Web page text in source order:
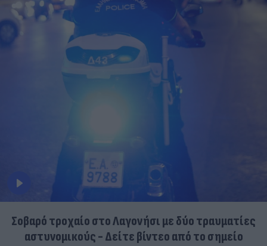
Σοβαρό τροχαίο στο Λαγονήσι με δύο τραυματίες
αστυνομικούς - Δείτε βίντεο από το σημείο